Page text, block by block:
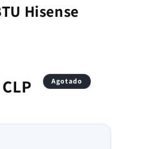
Hisense
Agotado